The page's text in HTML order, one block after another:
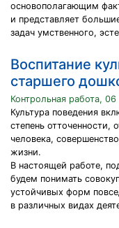
основополагающим
и представляет
задач умственного,
Воспитание
старшего
Контрольная работа,
Культура поведения
степень отточенности,
человека,
жизни.
В настоящей работе,
будем понимать
устойчивых форм
в различных видах